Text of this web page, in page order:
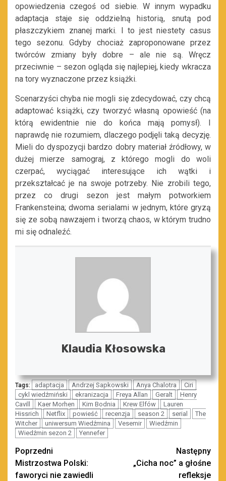
opowiedzenia czegoś od siebie. W innym wypadku
adaptacja staje się oddzielną historią, snutą pod
płaszczykiem znanej marki. I to jest niestety casus
tego sezonu. Gdyby chociaż zaproponowane przez
twórców zmiany były dobre – ale nie są. Wręcz
przeciwnie – sezon ogląda się najlepiej, kiedy wkracza
na tory wyznaczone przez książki.
Scenarzyści chyba nie mogli się zdecydować, czy chcą
adaptować książki, czy tworzyć własną opowieść (na
którą ewidentnie nie do końca mają pomysł). I
naprawdę nie rozumiem, dlaczego podjęli taką decyzję.
Mieli do dyspozycji bardzo dobry materiał źródłowy, w
dużej mierze samograj, z którego mogli do woli
czerpać, wyciągać interesujące ich wątki i
przekształcać je na swoje potrzeby. Nie zrobili tego,
przez co drugi sezon jest małym potworkiem
Frankensteina; dwoma serialami w jednym, które gryzą
się ze sobą nawzajem i tworzą chaos, w którym trudno
mi się odnaleźć.
Klaudia Kłosowska
Tags: adaptacja Andrzej Sapkowski Anya Chalotra
Ciri
cykl wiedźmiński
ekranizacja Freya Allan Geralt
Henry
Cavill
Kaer Morhen Kim Bodnia Krew Elfów
Lauren
Hissrich
Netflix powieść recenzja season 2 serial
The
Witcher
uniwersum Wiedźmina Vesemir
Wiedźmin
Wiedźmin sezon 2
Yennefer
Zobacz
wpisy
Poprzedni
Mistrzostwa Polski:
faworyci nie zawiedli
Następny
„Cicha noc” a głośne
refleksje